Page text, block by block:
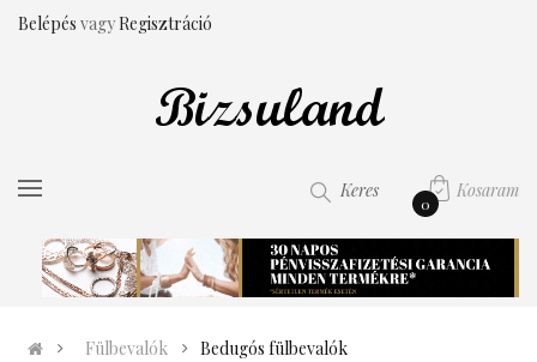
Belépés vagyRegisztráció
Kosaram
0
Keres
Fülbevalók Bedugós fülbevalók